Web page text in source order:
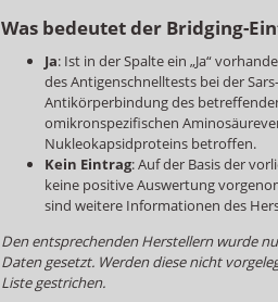
Was bedeutet der Bridging-
Ja: Ist in der Spalte ein „Ja“
des Antigenschnelltests bei der
Antikörperbindung des
omikronspezifischen
Nukleokapsidproteins betroffen.
Kein Eintrag: Auf der Basis der
keine positive Auswertung
sind weitere Informationen des
Den entsprechenden Herstellern wurde
Daten gesetzt. Werden diese nicht
Liste gestrichen.